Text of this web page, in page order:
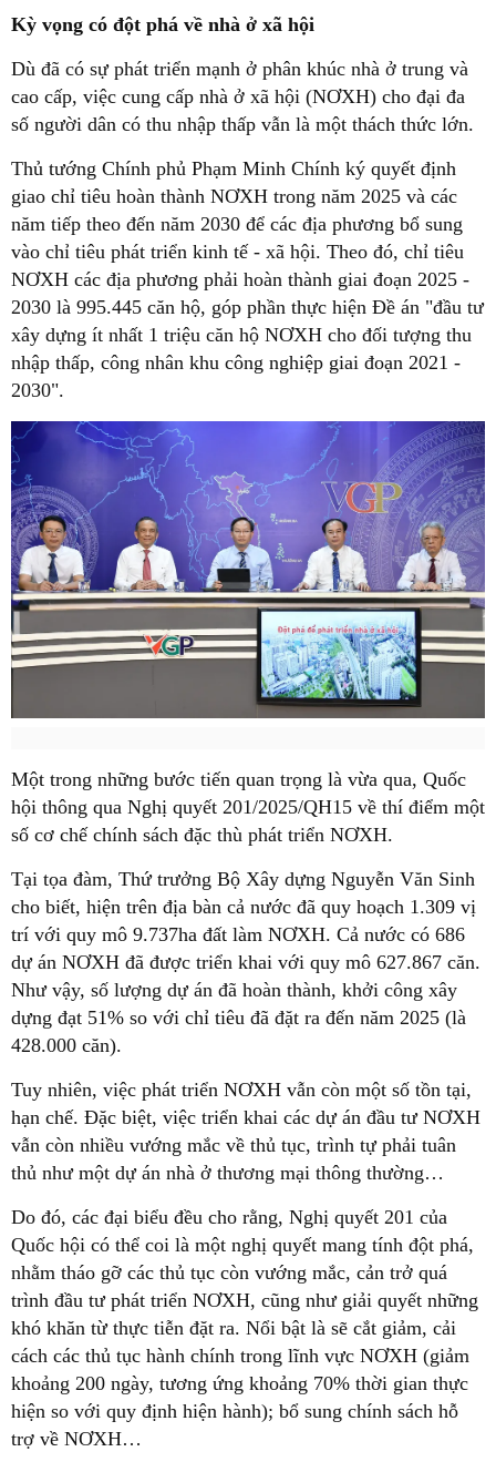
Kỳ vọng có đột phá về nhà ở xã hội
Dù đã có sự phát triển mạnh ở phân khúc nhà ở trung và
cao cấp, việc cung cấp nhà ở xã hội (NƠXH) cho đại đa
số người dân có thu nhập thấp vẫn là một thách thức lớn.
Thủ tướng Chính phủ Phạm Minh Chính ký quyết định
giao chỉ tiêu hoàn thành NƠXH trong năm 2025 và các
năm tiếp theo đến năm 2030 để các địa phương bổ sung
vào chỉ tiêu phát triển kinh tế - xã hội. Theo đó, chỉ tiêu
NƠXH các địa phương phải hoàn thành giai đoạn 2025 -
2030 là 995.445 căn hộ, góp phần thực hiện Đề án "đầu tư
xây dựng ít nhất 1 triệu căn hộ NƠXH cho đối tượng thu
nhập thấp, công nhân khu công nghiệp giai đoạn 2021 -
2030".
Một trong những bước tiến quan trọng là vừa qua, Quốc
hội thông qua Nghị quyết 201/2025/QH15 về thí điểm một
số cơ chế chính sách đặc thù phát triển NƠXH.
Tại tọa đàm, Thứ trưởng Bộ Xây dựng Nguyễn Văn Sinh
cho biết, hiện trên địa bàn cả nước đã quy hoạch 1.309 vị
trí với quy mô 9.737ha đất làm NƠXH. Cả nước có 686
dự án NƠXH đã được triển khai với quy mô 627.867 căn.
Như vậy, số lượng dự án đã hoàn thành, khởi công xây
dựng đạt 51% so với chỉ tiêu đã đặt ra đến năm 2025 (là
428.000 căn).
Tuy nhiên, việc phát triển NƠXH vẫn còn một số tồn tại,
hạn chế. Đặc biệt, việc triển khai các dự án đầu tư NƠXH
vẫn còn nhiều vướng mắc về thủ tục, trình tự phải tuân
thủ như một dự án nhà ở thương mại thông thường…
Do đó, các đại biểu đều cho rằng, Nghị quyết 201 của
Quốc hội có thể coi là một nghị quyết mang tính đột phá,
nhằm tháo gỡ các thủ tục còn vướng mắc, cản trở quá
trình đầu tư phát triển NƠXH, cũng như giải quyết những
khó khăn từ thực tiễn đặt ra. Nổi bật là sẽ cắt giảm, cải
cách các thủ tục hành chính trong lĩnh vực NƠXH (giảm
khoảng 200 ngày, tương ứng khoảng 70% thời gian thực
hiện so với quy định hiện hành); bổ sung chính sách hỗ
trợ về NƠXH…